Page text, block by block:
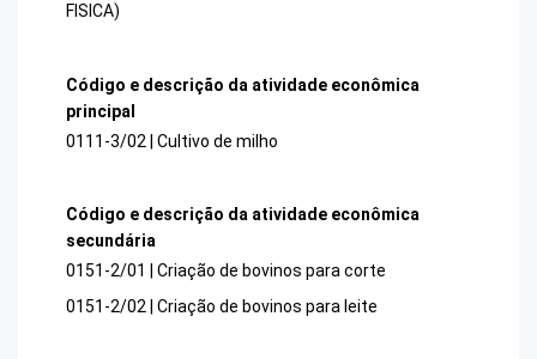
FISICA)
Código e descrição da atividade econômica
principal
0111-3/02 | Cultivo de milho
Código e descrição da atividade econômica
secundária
0151-2/01 | Criação de bovinos para corte
0151-2/02 | Criação de bovinos para leite